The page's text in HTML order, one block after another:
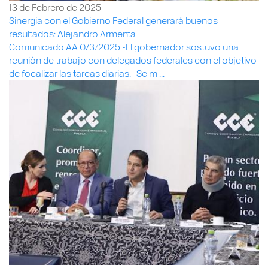
13 de Febrero de 2025
Sinergia con el Gobierno Federal generará buenos
resultados: Alejandro Armenta
Comunicado AA 073/2025 -El gobernador sostuvo una
reunión de trabajo con delegados federales con el objetivo
de focalizar las tareas diarias. -Se m ...